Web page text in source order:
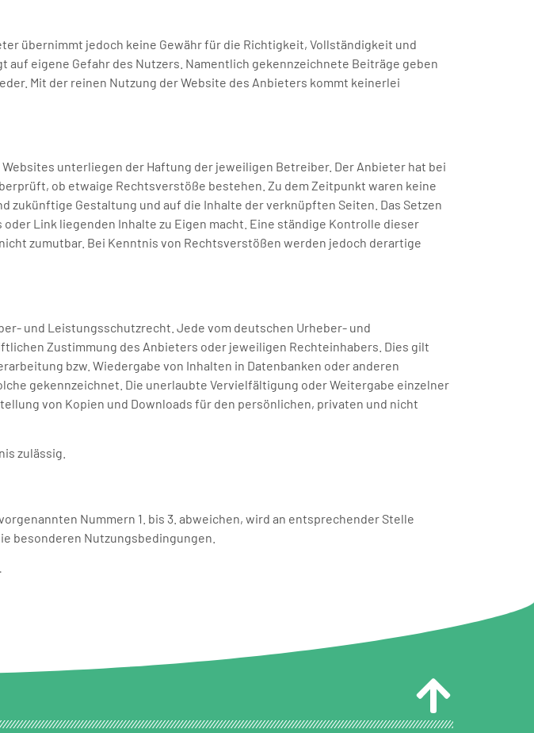
übernimmt jedoch keine Gewähr für die Richtigkeit, Vollständigkeit und
eigene Gefahr des Nutzers. Namentlich gekennzeichnete Beiträge geben
Mit der reinen Nutzung der Website des Anbieters kommt keinerlei
unterliegen der Haftung der jeweiligen Betreiber. Der Anbieter hat bei
ob etwaige Rechtsverstöße bestehen. Zu dem Zeitpunkt waren keine
Gestaltung und auf die Inhalte der verknüpften Seiten. Das Setzen
Link liegenden Inhalte zu Eigen macht. Eine ständige Kontrolle dieser
zumutbar. Bei Kenntnis von Rechtsverstößen werden jedoch derartige
und Leistungsschutzrecht. Jede vom deutschen Urheber- und
Zustimmung des Anbieters oder jeweiligen Rechteinhabers. Dies gilt
bzw. Wiedergabe von Inhalten in Datenbanken oder anderen
gekennzeichnet. Die unerlaubte Vervielfältigung oder Weitergabe einzelner
von Kopien und Downloads für den persönlichen, privaten und nicht
zulässig.
Nummern 1. bis 3. abweichen, wird an entsprechender Stelle
besonderen Nutzungsbedingungen.